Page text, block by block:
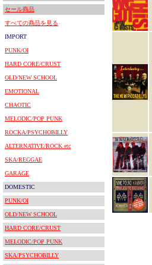
セール商品
すべての商品を見る
IMPORT
PUNK/OI
HARD CORE/CRUST
OLD/NEW SCHOOL
EMOTIONAL
CHAOTIC
MELODIC/POP PUNK
ROCKA/PSYCHOBILLY
ALTERNATIVE/ROCK etc
SKA/REGGAE
GARAGE
DOMESTIC
PUNK/OI
OLD/NEW SCHOOL
HARD CORE/CRUST
MELODIC/POP PUNK
SKA/PSYCHOBILLY